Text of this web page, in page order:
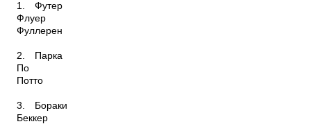
1.
Футер
Флуер
Фуллерен
2.
Парка
По
Потто
3.
Бораки
Беккер